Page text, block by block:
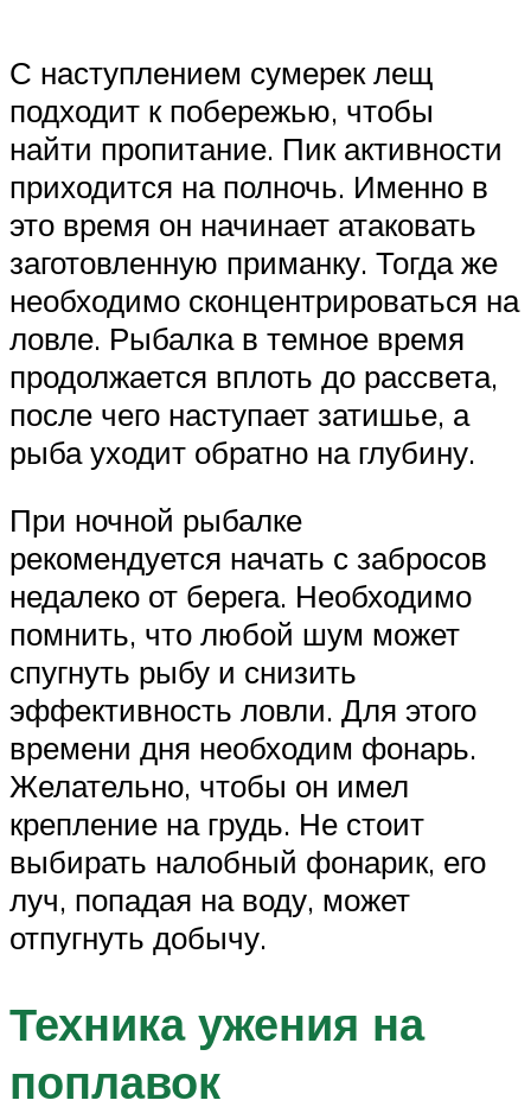
С наступлением сумерек лещ
подходит к побережью, чтобы
найти пропитание. Пик активности
приходится на полночь. Именно в
это время он начинает атаковать
заготовленную приманку. Тогда же
необходимо сконцентрироваться на
ловле. Рыбалка в темное время
продолжается вплоть до рассвета,
после чего наступает затишье, а
рыба уходит обратно на глубину.
При ночной рыбалке
рекомендуется начать с забросов
недалеко от берега. Необходимо
помнить, что любой шум может
спугнуть рыбу и снизить
эффективность ловли. Для этого
времени дня необходим фонарь.
Желательно, чтобы он имел
крепление на грудь. Не стоит
выбирать налобный фонарик, его
луч, попадая на воду, может
отпугнуть добычу.
Техника ужения на
поплавок